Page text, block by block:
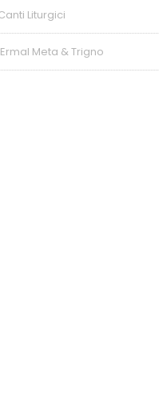
Liturgici
Meta & Trigno